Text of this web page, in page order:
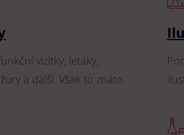
vizitky, letáky,
a další. Však to znáte.